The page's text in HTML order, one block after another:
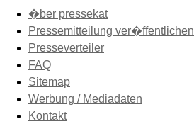
�ber pressekat
Pressemitteilung ver�ffentlichen
Presseverteiler
FAQ
Sitemap
Werbung / Mediadaten
Kontakt